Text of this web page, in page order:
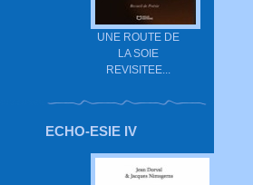
UNE ROUTE DE
LA SOIE
REVISITEE...
ECHO-ESIE IV